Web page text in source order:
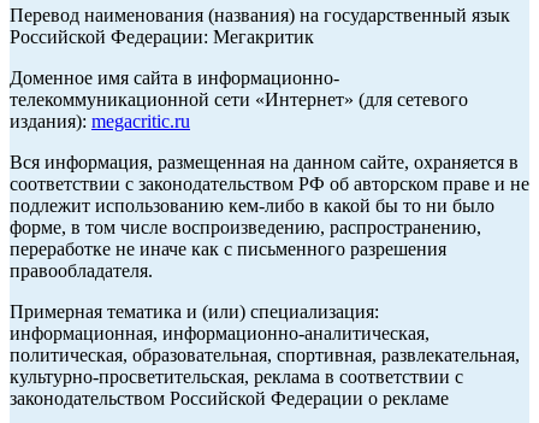
Перевод наименования (названия) на государственный язык
Российской Федерации: Мегакритик
Доменное имя сайта в информационно-
телекоммуникационной сети «Интернет» (для сетевого
издания): megacritic.ru
Вся информация, размещенная на данном сайте, охраняется в
соответствии с законодательством РФ об авторском праве и не
подлежит использованию кем-либо в какой бы то ни было
форме, в том числе воспроизведению, распространению,
переработке не иначе как с письменного разрешения
правообладателя.
Примерная тематика и (или) специализация:
информационная, информационно-аналитическая,
политическая, образовательная, спортивная, развлекательная,
культурно-просветительская, реклама в соответствии с
законодательством Российской Федерации о рекламе